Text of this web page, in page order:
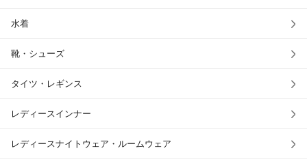
水着
靴・シューズ
タイツ・レギンス
レディースインナー
レディースナイトウェア・ルームウェア